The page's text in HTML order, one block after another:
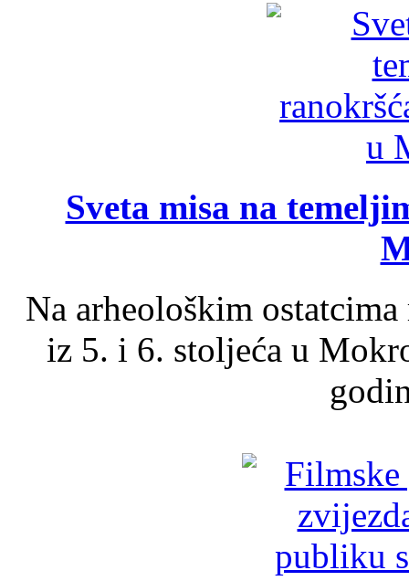
Sveta misa na
Na arheološkim
iz 5. i 6. stoljeća u